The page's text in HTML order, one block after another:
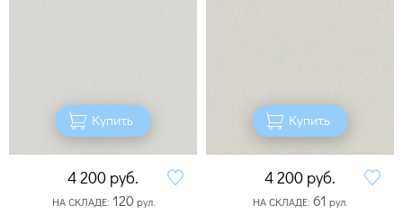
Купить
4 200 руб.
НА СКЛАДЕ: 120рул.
Купить
4 200 руб.
НА СКЛАДЕ: 61 рул.